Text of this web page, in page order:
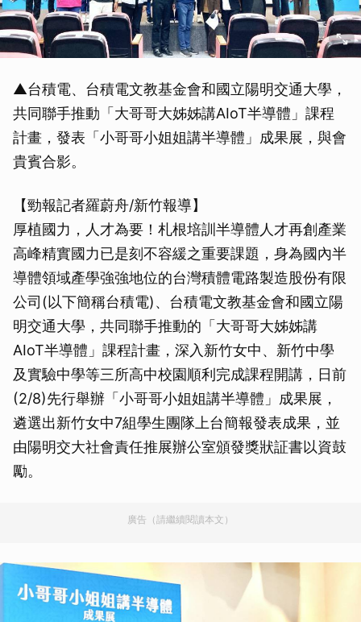
▲台積電、台積電文教基金會和國立陽明交通大學，
共同聯手推動「大哥哥大姊姊講AIoT半導體」課程
計畫，發表「小哥哥小姐姐講半導體」成果展，與會
貴賓合影。
【勁報記者羅蔚舟/新竹報導】
厚植國力，人才為要！札根培訓半導體人才再創產業
高峰精實國力已是刻不容緩之重要課題，身為國內半
導體領域產學強強地位的台灣積體電路製造股份有限
公司(以下簡稱台積電)、台積電文教基金會和國立陽
明交通大學，共同聯手推動的「大哥哥大姊姊講
AIoT半導體」課程計畫，深入新竹女中、新竹中學
及實驗中學等三所高中校園順利完成課程開講，日前
(2/8)先行舉辦「小哥哥小姐姐講半導體」成果展，
遴選出新竹女中7組學生團隊上台簡報發表成果，並
由陽明交大社會責任推展辦公室頒發獎狀証書以資鼓
勵。
廣告（請繼續閱讀本文）